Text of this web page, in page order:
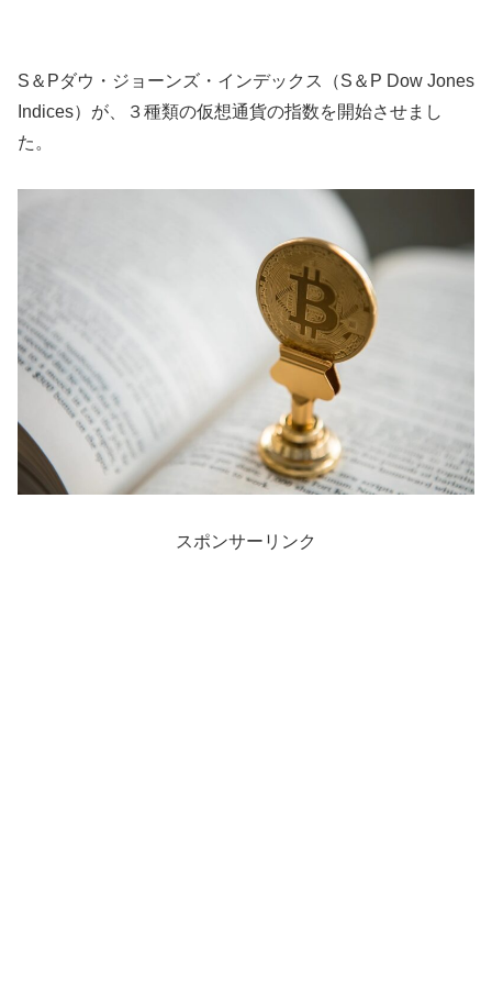
S＆Pダウ・ジョーンズ・インデックス（S＆P Dow Jones
Indices）が、３種類の仮想通貨の指数を開始させまし
た。
スポンサーリンク